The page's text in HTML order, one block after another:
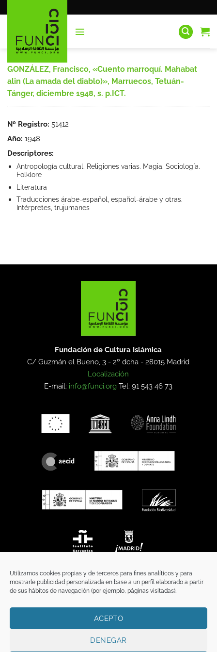
Utilizamos cookies propias y de terceros para fines analíticos y para
mostrarle publicidad personalizada en base a un perfil elaborado a partir
de sus hábitos de navegación (por ejemplo, páginas visitadas).
ACEPTO
DENEGAR
al
GONZÁLEZ, Francisco, «Cuento marroquí. Mahabat
alin (La amada del diablo)», Marruecos, Tetuán-
Tánger, diciembre 1948, s. p.ICT.
Nº Registro: 51412
Año: 1948
Descriptores:
Antropología cultural. Religiones varias. Magia. Sociología.
Folklore
Literatura
Traducciones árabe-español, español-árabe y otras.
Intérpretes, trujumanes
Fundación de Cultura Islámica
C/ Guzmán el Bueno, 3 - 2º dcha -28015 Madrid
Localización
E-mail: info@funci.org Tel: 91 543 46 73
TÉRMINOS Y CONDICIONES